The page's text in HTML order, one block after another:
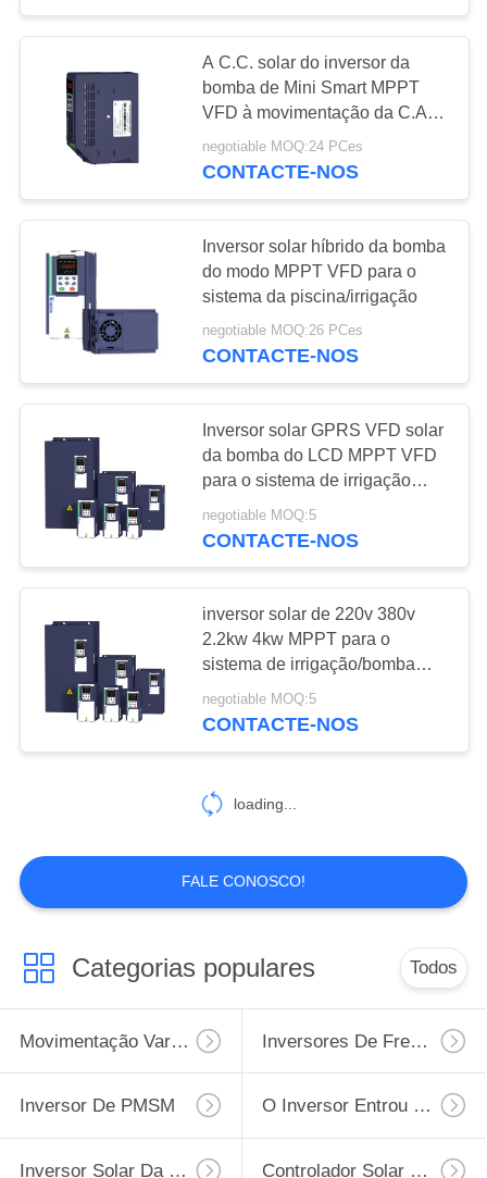
controlador solar da
bomba de água
Inversor solar da
bomba de MPPT
VFD
65
Acionador de
partida macio do
motor
24
Reator do inversor
Resistor de
travagem de VFD
12
A C.C. solar do inversor da
bomba de Mini Smart MPPT
VFD à movimentação da C.A.
conecta o painel solar
negotiable MOQ:24 PCes
CONTACTE-NOS
Inversor solar híbrido da bomba
do modo MPPT VFD para o
sistema da piscina/irrigação
negotiable MOQ:26 PCes
CONTACTE-NOS
Inversor solar GPRS VFD solar
da bomba do LCD MPPT VFD
para o sistema de irrigação
solar da bomba
negotiable MOQ:5
CONTACTE-NOS
inversor solar de 220v 380v
2.2kw 4kw MPPT para o
sistema de irrigação/bomba
solar
negotiable MOQ:5
CONTACTE-NOS
loading...
FALE CONOSCO!
Categorias populares Todos
Movimentação Variável Da Frequência De VFD Inversores De Frequência Variável
Inversor De PMSM O Inversor Entrou 220v A Saída 380v
Inversor Solar Da Bomba Da Fase Monofásica Controlador Solar Da Bomba De Água